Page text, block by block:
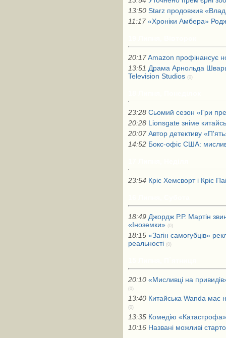
13:50 Starz продовжив
11:17 «Хроніки Амбера»
20:17Amazon профінансує
13:51 Драма Арнольда
Television Studios (0)
23:28 Сьомий сезон «Гри
20:28 Lionsgate зніме
20:07 Автор детективу
14:52 Бокс-офіс США:
23:54 Кріс Хемсворт і Кріс
18:49 Джордж Р.Р. Мартін
«Іноземки» (0)
18:15 «Загін самогубців»
реальності (0)
20:10 «Мисливці на
(0)
13:40 Китайська Wanda має
(0)
13:35 Комедію
10:16 Названі можливі